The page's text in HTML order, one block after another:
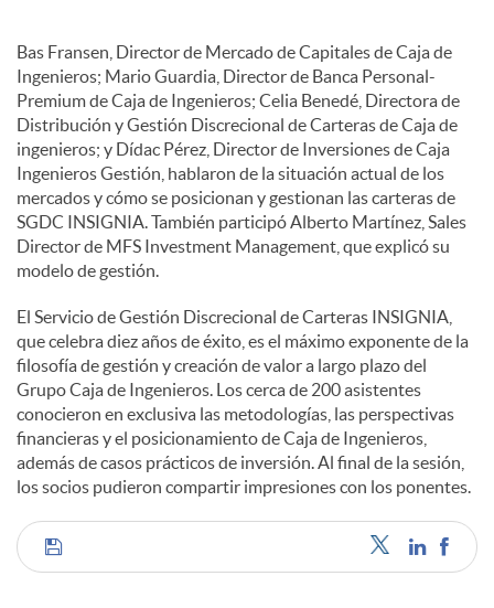
n
t
e
n
i
d
o
s
Bas Fransen, Director de Mercado de Capitales de Caja de
Ingenieros; Mario Guardia, Director de Banca Personal-
Premium de Caja de Ingenieros; Celia Benedé, Directora de
Distribución y Gestión Discrecional de Carteras de Caja de
ingenieros; y Dídac Pérez, Director de Inversiones de Caja
Ingenieros Gestión, hablaron de la situación actual de los
mercados y cómo se posicionan y gestionan las carteras de
SGDC INSIGNIA. También participó Alberto Martínez, Sales
Director de MFS Investment Management, que explicó su
modelo de gestión.
El Servicio de Gestión Discrecional de Carteras INSIGNIA,
que celebra diez años de éxito, es el máximo exponente de la
filosofía de gestión y creación de valor a largo plazo del
Grupo Caja de Ingenieros. Los cerca de 200 asistentes
conocieron en exclusiva las metodologías, las perspectivas
financieras y el posicionamiento de Caja de Ingenieros,
además de casos prácticos de inversión. Al final de la sesión,
los socios pudieron compartir impresiones con los ponentes.
C